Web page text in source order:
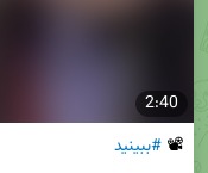
2:40
📽 #ببینید